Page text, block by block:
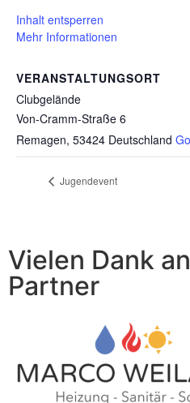
VERANSTALTUNGSORT
Clubgelände
Von-Cramm-Straße 6
Remagen, 53424 Deutschland
Inhalt entsperren
Mehr Informationen
Jugendevent
Vielen Dank
Partner